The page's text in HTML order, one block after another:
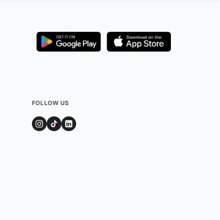
FOLLOW US